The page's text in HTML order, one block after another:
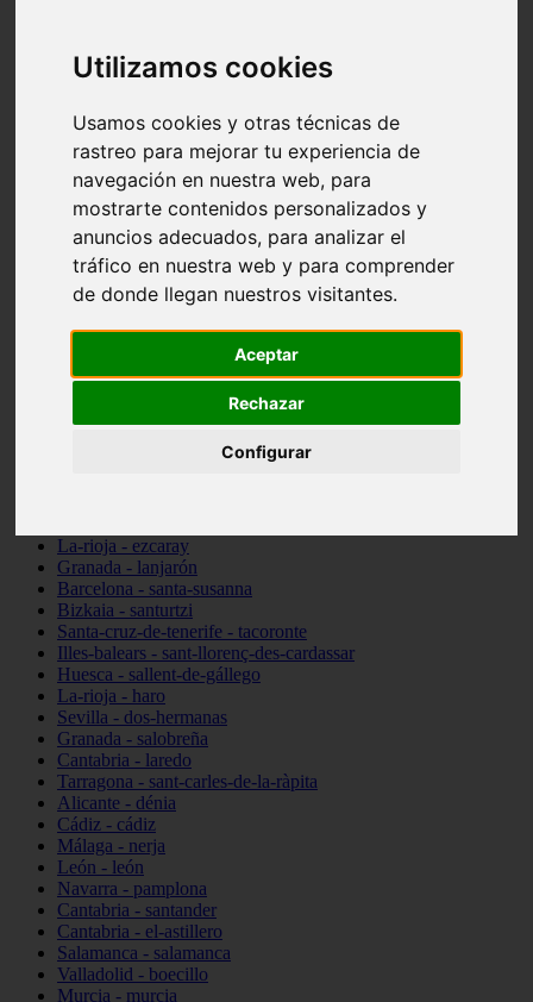
Utilizamos cookies
Usamos cookies y otras técnicas de
rastreo para mejorar tu experiencia de
navegación en nuestra web, para
mostrarte contenidos personalizados y
anuncios adecuados, para analizar el
tráfico en nuestra web y para comprender
de donde llegan nuestros visitantes.
Aceptar
Rechazar
Configurar
Santa-cruz-de-tenerife - los-llanos-de-aridane
Cantabria - suances
Granada - monachil
Huesca - isábena
Huesca - alquézar
Huesca - castejón-de-sos
Sevilla - marinaleda
Córdoba - almedinilla
Navarra - zangoza
Cantabria - arenas-de-iguña
Barcelona - la-pobla-de-lillet
Las-palmas - yaiza
Valladolid - fuensaldaña
La-rioja - ezcaray
Granada - lanjarón
Barcelona - santa-susanna
Bizkaia - santurtzi
Santa-cruz-de-tenerife - tacoronte
Illes-balears - sant-llorenç-des-cardassar
Huesca - sallent-de-gállego
La-rioja - haro
Sevilla - dos-hermanas
Granada - salobreña
Cantabria - laredo
Tarragona - sant-carles-de-la-ràpita
Alicante - dénia
Cádiz - cádiz
Málaga - nerja
León - león
Navarra - pamplona
Cantabria - santander
Cantabria - el-astillero
Salamanca - salamanca
Valladolid - boecillo
Murcia - murcia